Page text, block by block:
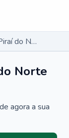
Cardiologista em Piraí do Norte - BA
Norte
agora a sua